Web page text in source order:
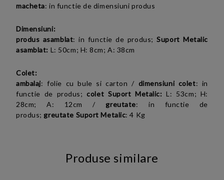
macheta: in functie de dimensiuni produs
Dimensiuni:
produs asamblat: in functie de produs;Suport Metalic
asamblat: L: 50cm; H: 8cm; A: 38cm
Colet:
ambalaj:folie cu bule si carton / dimensiuni colet: in
functie de produs;colet Suport Metalic:L: 53cm; H:
28cm; A: 12cm
/greutate: in functie de
produs;greutate Suport Metalic: 4 Kg
Produse similare